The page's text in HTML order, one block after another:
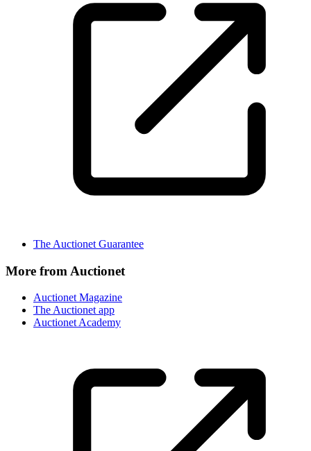
The Auctionet Guarantee
More from Auctionet
Auctionet Magazine
The Auctionet app
Auctionet Academy